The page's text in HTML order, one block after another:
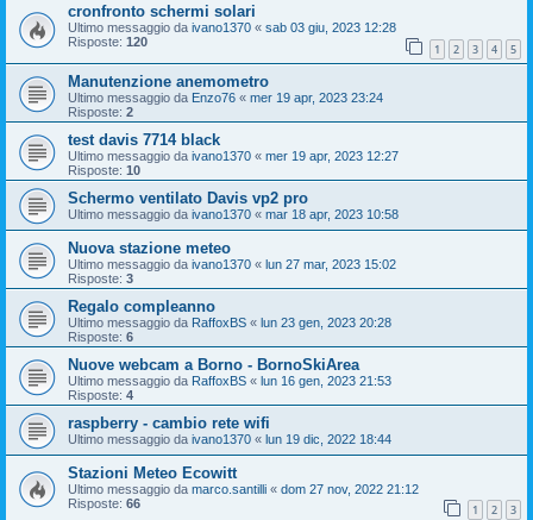
cronfronto schermi solari
Ultimo messaggio da ivano1370 « sab 03 giu, 2023 12:28
Risposte: 120 1 2 3 4 5
Manutenzione anemometro
Ultimo messaggio da Enzo76 « mer 19 apr, 2023 23:24
Risposte: 2
test davis 7714 black
Ultimo messaggio da ivano1370 « mer 19 apr, 2023 12:27
Risposte: 10
Schermo ventilato Davis vp2 pro
Ultimo messaggio da ivano1370 « mar 18 apr, 2023 10:58
Nuova stazione meteo
Ultimo messaggio da ivano1370 « lun 27 mar, 2023 15:02
Risposte: 3
Regalo compleanno
Ultimo messaggio da RaffoxBS « lun 23 gen, 2023 20:28
Risposte: 6
Nuove webcam a Borno - BornoSkiArea
Ultimo messaggio da RaffoxBS « lun 16 gen, 2023 21:53
Risposte: 4
raspberry - cambio rete wifi
Ultimo messaggio da ivano1370 « lun 19 dic, 2022 18:44
Stazioni Meteo Ecowitt
Ultimo messaggio da marco.santilli « dom 27 nov, 2022 21:12
Risposte: 66 1 2 3